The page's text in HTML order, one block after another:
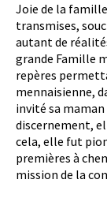
Joie de la
transmises,
autant de
grande Famille
repères
mennaisienne,
invité sa
discernement,
cela, elle fut
premières à
mission de la